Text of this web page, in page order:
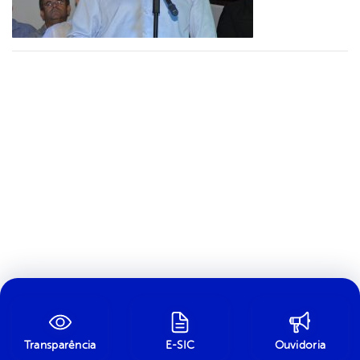
Transparência E-SIC Ouvidoria